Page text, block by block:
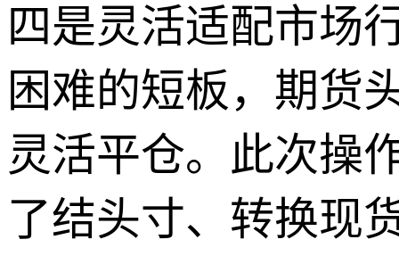
四是灵活适配市场
困难的短板，期货
灵活平仓。此次操
了结头寸、转换现